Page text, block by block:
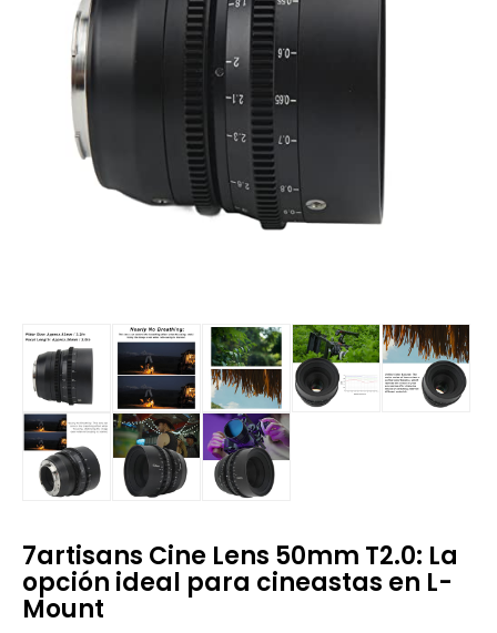
7artisans Cine Lens 50mm T2.0: La
opción ideal para cineastas en L-
Mount